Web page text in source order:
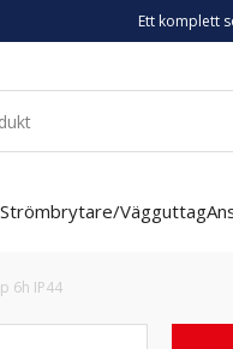
Ett komplett
Strömbrytare/Vägguttag
6h IP44